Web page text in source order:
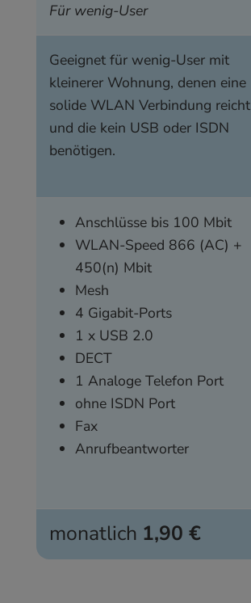
Für wenig-User
Geeignet für wenig-User mit
kleinerer Wohnung, denen eine
solide WLAN Verbindung reicht
und die kein USB oder ISDN
benötigen.
Anschlüsse bis 100 Mbit
WLAN-Speed 866 (AC) +
450(n) Mbit
Mesh
4 Gigabit-Ports
1 x USB 2.0
DECT
1 Analoge Telefon Port
ohne ISDN Port
Fax
Anrufbeantworter
monatlich 1,90 €